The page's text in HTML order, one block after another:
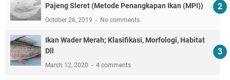
Pajeng Sleret (Metode Penangkapan Ikan (MPI))
October 26, 2019 No comments
Ikan Wader Merah; Klasifikasi, Morfologi, Habitat
Dll
March 12, 2020 4 comments